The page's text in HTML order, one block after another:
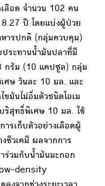
เลือด จำนวน 102 คน
ปี โดยแบ่งผู้ป่วย
ารปกติ (กลุ่มควบคุม)
ระทานน้ำมันปลาที่มี
กรัม (10 แคปซูล) กลุ่ม
ศษ วันละ 10 มล. และ
มันไม่อิ่มตัวชนิดโอเม
ริสุทธิ์พิเศษ 10 มล. ใช้
ารเก็บตัวอย่างเลือดผู้
ชีวเคมี ผลจากการ
ร่วมกับน้ำมันมะกอก
density